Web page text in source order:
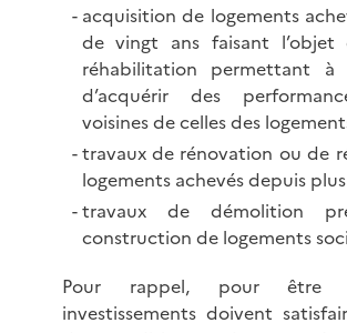
acquisition de logements
de vingt ans faisant
réhabilitation permettant à
d’acquérir des
voisines de celles des
travaux de rénovation ou de
logements achevés depuis
travaux de démolition
construction de logements
Pour rappel, pour être
investissements doivent